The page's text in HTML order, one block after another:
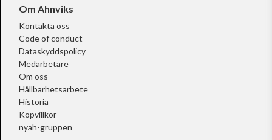
Om Ahnviks
Kontakta oss
Code of conduct
Dataskyddspolicy
Medarbetare
Om oss
Hållbarhetsarbete
Historia
Köpvillkor
nyah-gruppen